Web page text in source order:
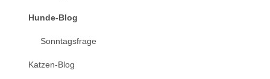
Hunde-Blog
Sonntagsfrage
Katzen-Blog